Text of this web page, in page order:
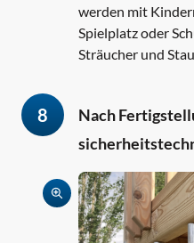
werden mit
Spielplatz oder
Sträucher und
8
Nach